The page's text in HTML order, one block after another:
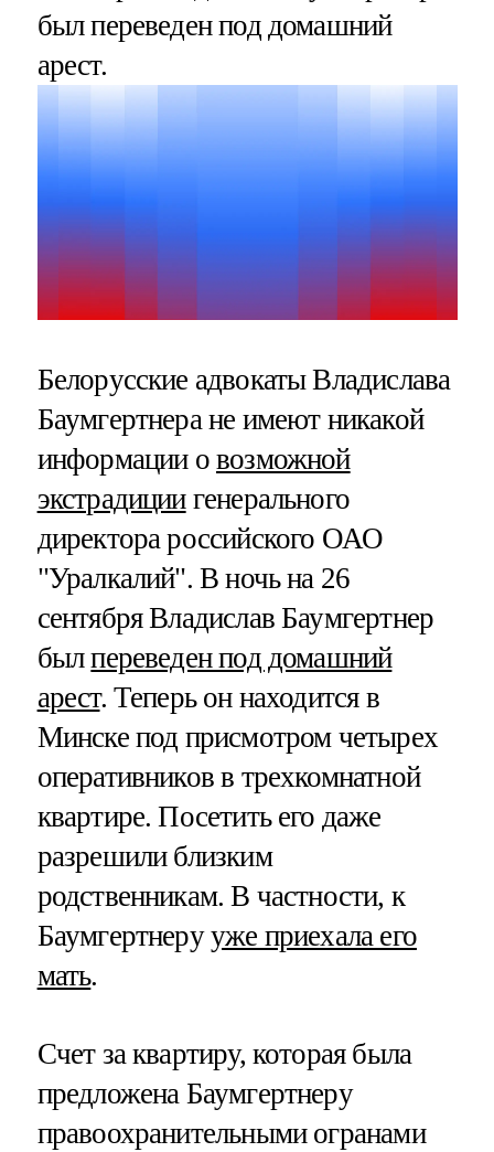
был переведен под домашний
арест.
Белорусские адвокаты Владислава
Баумгертнера не имеют никакой
информации о возможной
экстрадициигенерального
директора российского ОАО
"Уралкалий". В ночь на 26
сентября Владислав Баумгертнер
былпереведен под домашний
арест. Теперь он находится в
Минске под присмотром четырех
оперативников в трехкомнатной
квартире. Посетить его даже
разрешили близким
родственникам. В частности, к
Баумгертнерууже приехала его
мать.
Счет за квартиру, которая была
предложена Баумгертнеру
правоохранительными огранами